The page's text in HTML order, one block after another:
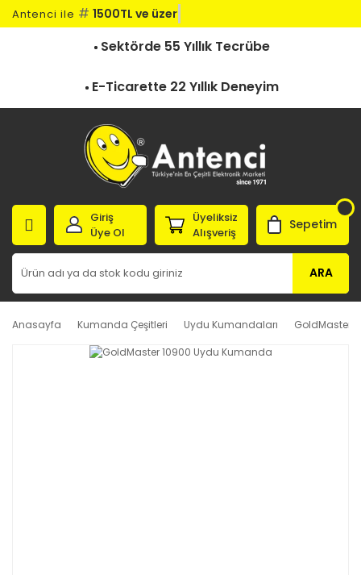
Antenci ile # 1500TL ve üzeri
Sektörde 55 Yıllık Tecrübe
E-Ticarette 22 Yıllık Deneyim
ARA
Giriş
Üye Ol
Üyeliksiz
Alışveriş
Sepetim
Anasayfa Kumanda Çeşitleri Uydu Kumandaları GoldMaster